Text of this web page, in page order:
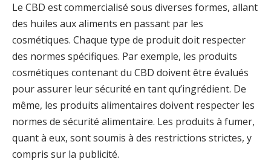
Le CBD est commercialisé sous diverses formes, allant
des huiles aux aliments en passant par les
cosmétiques. Chaque type de produit doit respecter
des normes spécifiques. Par exemple, les produits
cosmétiques contenant du CBD doivent être évalués
pour assurer leur sécurité en tant qu’ingrédient. De
même, les produits alimentaires doivent respecter les
normes de sécurité alimentaire. Les produits à fumer,
quant à eux, sont soumis à des restrictions strictes, y
compris sur la publicité.